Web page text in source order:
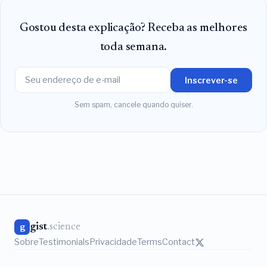
Gostou desta explicação? Receba as melhores
toda semana.
Inscrever-se
Sem spam, cancele quando quiser.
g gist.science
SobreTestimonialsPrivacidadeTermsContact